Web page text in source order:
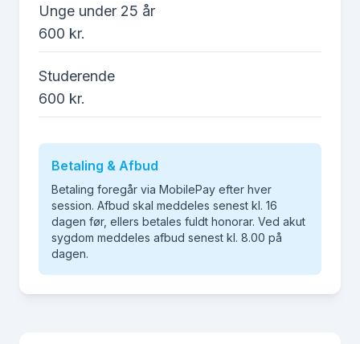
Unge under 25 år
600 kr.
Studerende
600 kr.
Betaling & Afbud
Betaling foregår via MobilePay efter hver
session. Afbud skal meddeles senest kl. 16
dagen før, ellers betales fuldt honorar. Ved akut
sygdom meddeles afbud senest kl. 8.00 på
dagen.